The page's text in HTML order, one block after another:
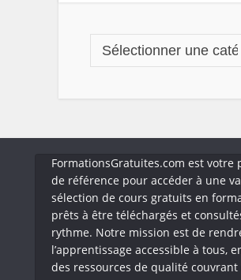
FormationsGratuites.com est votre
de référence pour accéder à une
sélection de cours gratuits en
prêts à être téléchargés et
rythme. Notre mission est de
l’apprentissage accessible à tous,
des ressources de qualité couvrant